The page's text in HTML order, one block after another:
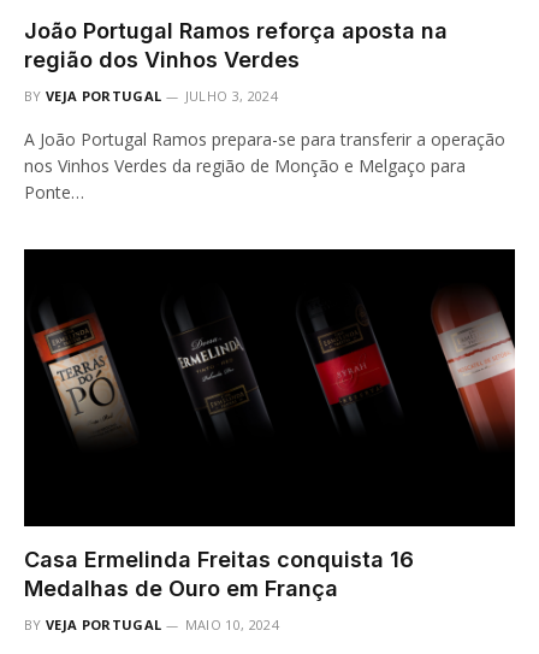
João Portugal Ramos reforça aposta na
região dos Vinhos Verdes
BY VEJA PORTUGAL JULHO 3, 2024
A João Portugal Ramos prepara-se para transferir a operação
nos Vinhos Verdes da região de Monção e Melgaço para
Ponte…
Casa Ermelinda Freitas conquista 16
Medalhas de Ouro em França
BY VEJA PORTUGAL MAIO 10, 2024